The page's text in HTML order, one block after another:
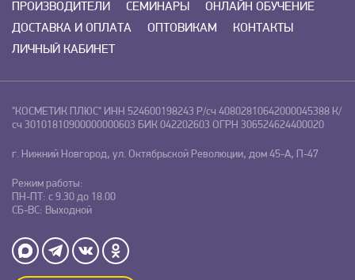
ПРОИЗВОДИТЕЛИ
СЕМИНАРЫ
ОНЛАЙН ОБУЧЕНИЕ
ДОСТАВКА И ОПЛАТА
ОПТОВИКАМ
КОНТАКТЫ
ЛИЧНЫЙ КАБИНЕТ
"КОСМЕТИК ПЛЮС" ИНН 524600198243 Р/сч 40802810642000045388 К/
сч 30101810900000000603 БИК 042202603 ОГРН 306524624400020
г. Нижний Новгород, ул. Октябрьской Революции, дом 45-А, П-47
Режим работы:
ПН-ПТ: с 9.30 до 18.00
СБ-ВС: Выходной